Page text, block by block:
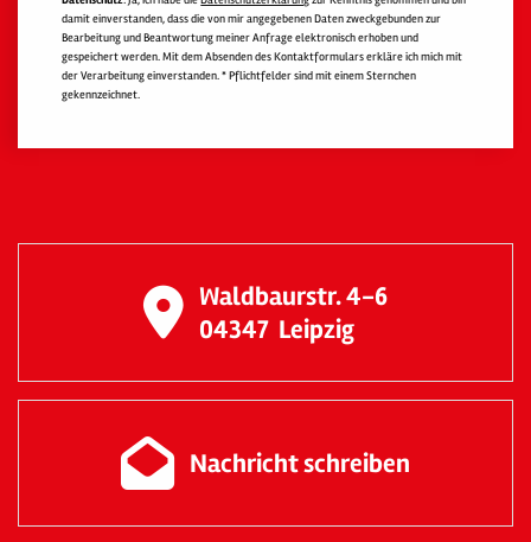
damit einverstanden, dass die von mir angegebenen Daten zweckgebunden zur
Bearbeitung und Beantwortung meiner Anfrage elektronisch erhoben und
gespeichert werden. Mit dem Absenden des Kontaktformulars erkläre ich mich mit
der Verarbeitung einverstanden. * Pflichtfelder sind mit einem Sternchen
gekennzeichnet.
Waldbaurstr. 4-6
04347 Leipzig
Nachricht schreiben